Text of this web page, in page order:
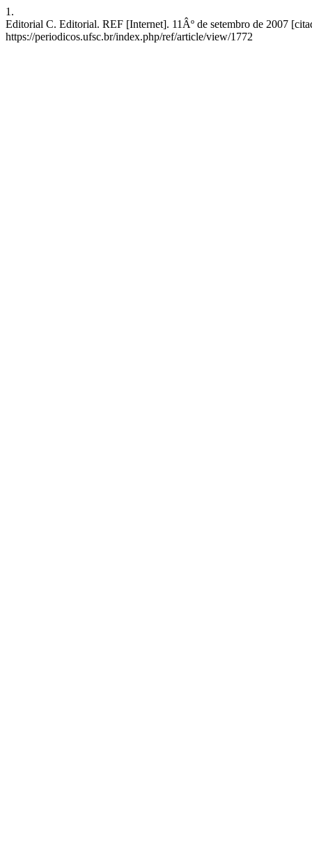
1.
Editorial C. Editorial. REF [Internet]. 11Âº de setembro de 2007
https://periodicos.ufsc.br/index.php/ref/article/view/1772